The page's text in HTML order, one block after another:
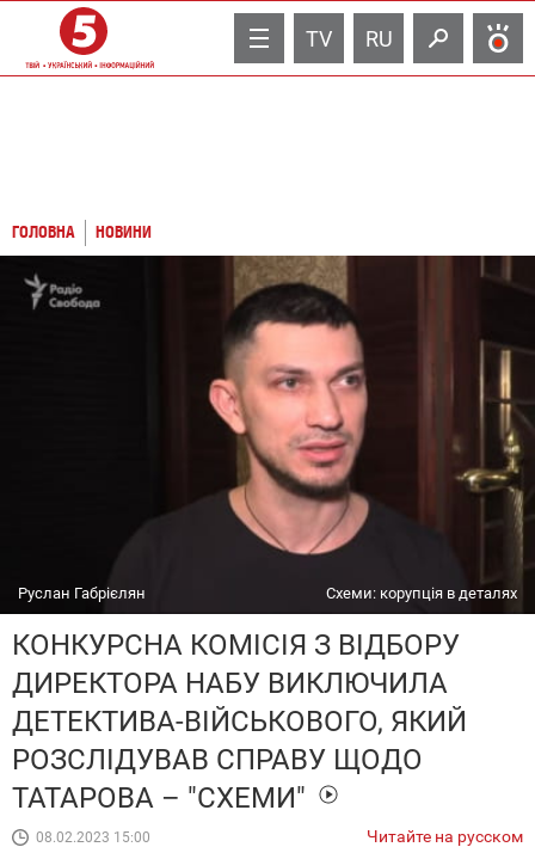
TV RU
ГОЛОВНА НОВИНИ
Руслан Габрієлян Схеми: корупція в деталях
КОНКУРСНА КОМІСІЯ З ВІДБОРУ
ДИРЕКТОРА НАБУ ВИКЛЮЧИЛА
ДЕТЕКТИВА-ВІЙСЬКОВОГО, ЯКИЙ
РОЗСЛІДУВАВ СПРАВУ ЩОДО
ТАТАРОВА – "СХЕМИ"
08.02.2023 15:00 Читайте на русском